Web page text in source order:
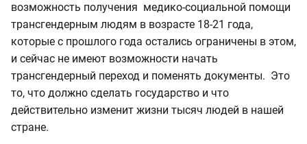
возможность получения медико-социальной помощи
трансгендерным людям в возрасте 18-21 года,
которые с прошлого года остались ограничены в этом,
и сейчас не имеют возможности начать
трансгендерный переход и поменять документы. Это
то, что должно сделать государство и что
действительно изменит жизни тысяч людей в нашей
стране.